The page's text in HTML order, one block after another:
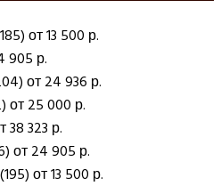
от 13 500 р.
905 р.
от 24 936 р.
от 25 000 р.
38 323 р.
от 24 905 р.
(195) от 13 500 р.